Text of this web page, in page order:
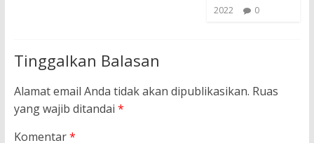
2022
0
Tinggalkan Balasan
Alamat email Anda tidak akan dipublikasikan. Ruas
yang wajib ditandai *
Komentar*